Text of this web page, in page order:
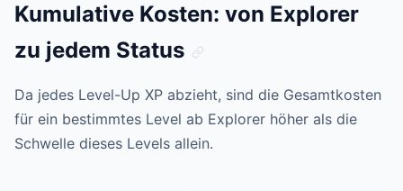
Kumulative Kosten: von Explorer
zu jedem Status
Da jedes Level-Up XP abzieht, sind die Gesamtkosten
für ein bestimmtes Level ab Explorer höher als die
Schwelle dieses Levels allein.